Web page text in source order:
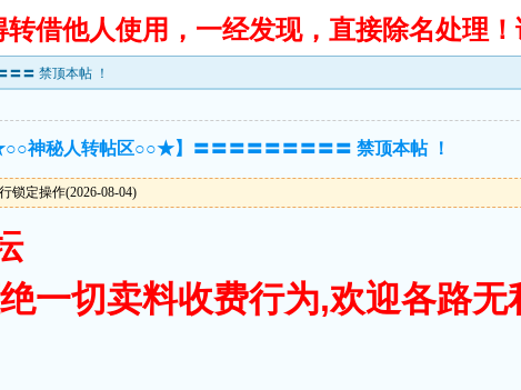
借他人使用，一经发现，直接除名处理！
〓 禁顶本帖 ！
神秘人转帖区○○★】〓〓〓〓〓〓〓〓〓 禁顶本帖 ！
锁定操作(2026-08-04)
一切卖料收费行为,欢迎各路无